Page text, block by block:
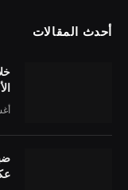
أحدث المقالات